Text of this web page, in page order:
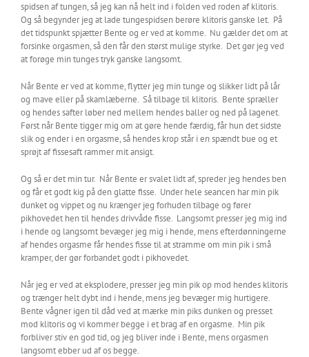
spidsen af tungen, så jeg kan nå helt ind i folden ved roden af klitoris.
Og så begynder jeg at lade tungespidsen berøre klitoris ganske let. På
det tidspunkt spjætter Bente og er ved at komme. Nu gælder det om at
forsinke orgasmen, så den får den størst mulige styrke. Det gør jeg ved
at forøge min tunges tryk ganske langsomt.
Når Bente er ved at komme, flytter jeg min tunge og slikker lidt på lår
og mave eller på skamlæberne. Så tilbage til klitoris. Bente spræller
og hendes safter løber ned mellem hendes baller og ned på lagenet.
Først når Bente tigger mig om at gøre hende færdig, får hun det sidste
slik og ender i en orgasme, så hendes krop står i en spændt bue og et
sprøjt af fissesaft rammer mit ansigt.
Og så er det min tur. Når Bente er svalet lidt af, spreder jeg hendes ben
og får et godt kig på den glatte fisse. Under hele seancen har min pik
dunket og vippet og nu krænger jeg forhuden tilbage og fører
pikhovedet hen til hendes drivvåde fisse. Langsomt presser jeg mig ind
i hende og langsomt bevæger jeg mig i hende, mens efterdønningerne
af hendes orgasme får hendes fisse til at stramme om min pik i små
kramper, der gør forbandet godt i pikhovedet.
Når jeg er ved at eksplodere, presser jeg min pik op mod hendes klitoris
og trænger helt dybt ind i hende, mens jeg bevæger mig hurtigere.
Bente vågner igen til dåd ved at mærke min piks dunken og presset
mod klitoris og vi kommer begge i et brag af en orgasme. Min pik
forbliver stiv en god tid, og jeg bliver inde i Bente, mens orgasmen
langsomt ebber ud af os begge.